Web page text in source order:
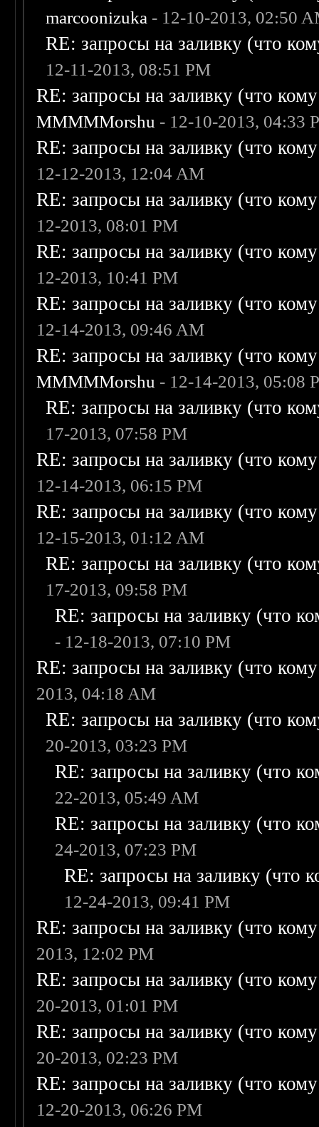
marcoonizuka - 12-10-2013, 02:50
RE: запросы на заливку (что
12-11-2013, 08:51 PM
RE: запросы на заливку (что
MMMMMorshu - 12-10-2013, 04:33
RE: запросы на заливку (что
12-12-2013, 12:04 AM
RE: запросы на заливку (что
12-2013, 08:01 PM
RE: запросы на заливку (что
12-2013, 10:41 PM
RE: запросы на заливку (что
12-14-2013, 09:46 AM
RE: запросы на заливку (что
MMMMMorshu - 12-14-2013, 05:08
RE: запросы на заливку (что
17-2013, 07:58 PM
RE: запросы на заливку (что
12-14-2013, 06:15 PM
RE: запросы на заливку (что
12-15-2013, 01:12 AM
RE: запросы на заливку (что
17-2013, 09:58 PM
RE: запросы на заливку (что
- 12-18-2013, 07:10 PM
RE: запросы на заливку (что
2013, 04:18 AM
RE: запросы на заливку (что
20-2013, 03:23 PM
RE: запросы на заливку (что
22-2013, 05:49 AM
RE: запросы на заливку (что
24-2013, 07:23 PM
RE: запросы на заливку (что
12-24-2013, 09:41 PM
RE: запросы на заливку (что
2013, 12:02 PM
RE: запросы на заливку (что
20-2013, 01:01 PM
RE: запросы на заливку (что
20-2013, 02:23 PM
RE: запросы на заливку (что
12-20-2013, 06:26 PM